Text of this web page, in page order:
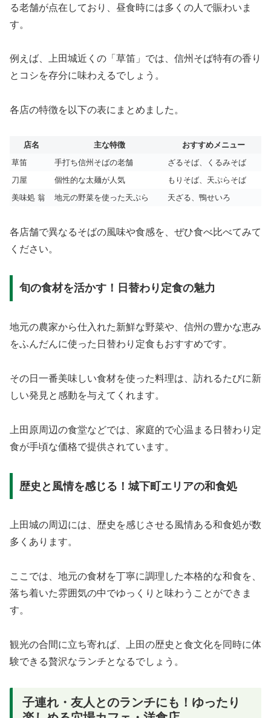
る老舗が点在しており、昼食時には多くの人で賑わいま
す。
例えば、上田城近くの「草笛」では、信州そば特有の香り
とコシを存分に味わえるでしょう。
各店の特徴を以下の表にまとめました。
店名 主な特徴
おすすめメニュー
草笛
手打ち信州そばの老舗
ざるそば、くるみそば
刀屋
個性的な太麺が人気
もりそば、天ぷらそば
美味処 翁
地元の野菜を使った天ぷら 天ざる、鴨せいろ
各店舗で異なるそばの風味や食感を、ぜひ食べ比べてみて
ください。
旬の食材を活かす！日替わり定食の魅力
地元の農家から仕入れた新鮮な野菜や、信州の豊かな恵み
をふんだんに使った日替わり定食もおすすめです。
その日一番美味しい食材を使った料理は、訪れるたびに新
しい発見と感動を与えてくれます。
上田原周辺の食堂などでは、家庭的で心温まる日替わり定
食が手頃な価格で提供されています。
歴史と風情を感じる！城下町エリアの和食処
上田城の周辺には、歴史を感じさせる風情ある和食処が数
多くあります。
ここでは、地元の食材を丁寧に調理した本格的な和食を、
落ち着いた雰囲気の中でゆっくりと味わうことができま
す。
観光の合間に立ち寄れば、上田の歴史と食文化を同時に体
験できる贅沢なランチとなるでしょう。
子連れ・友人とのランチにも！ゆったり